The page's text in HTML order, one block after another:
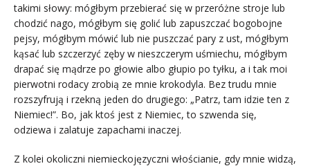
takimi słowy: mógłbym przebierać się w przeróżne stroje lub
chodzić nago, mógłbym się golić lub zapuszczać bogobojne
pejsy, mógłbym mówić lub nie puszczać pary z ust, mógłbym
kąsać lub szczerzyć zęby w nieszczerym uśmiechu, mógłbym
drapać się mądrze po głowie albo głupio po tyłku, a i tak moi
pierwotni rodacy zrobią ze mnie krokodyla. Bez trudu mnie
rozszyfrują i rzekną jeden do drugiego: „Patrz, tam idzie ten z
Niemiec!”. Bo, jak ktoś jest z Niemiec, to szwenda się,
odziewa i zalatuje zapachami inaczej.
Z kolei okoliczni niemieckojęzyczni włościanie, gdy mnie widzą,